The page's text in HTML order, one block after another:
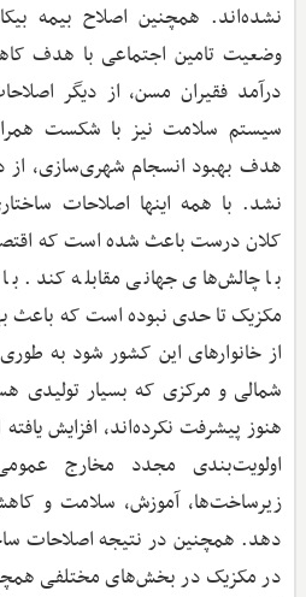
نشده‌اند. همچنین اصلاح بیمه
وضعیت تامین اجتماعی با هدف
درآمد فقیران مسن، از دیگر
سیستم سلامت نیز با شکست
هدف بهبود انسجام شهری‌سازی، از
نشد. با همه اینها اصلاحات
کلان درست باعث شده است که
با چالش‌های جهانی مقابله کند.
مکزیک تا حدی نبوده است که باعث
از خانوارهای این کشور شود به
شمالی و مرکزی که بسیار
هنوز پیشرفت نکرده‌اند، افزایش
اولویت‌بندی مجدد مخارج
زیرساخت‌ها، آموزش، سلامت و
دهد. همچنین در نتیجه اصلاحات
در مکزیک در بخش‌های مختلفی